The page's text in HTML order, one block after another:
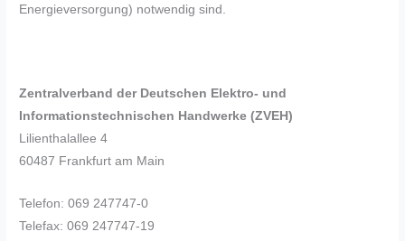
Energieversorgung) notwendig sind.
Zentralverband der Deutschen Elektro- und
Informationstechnischen Handwerke (ZVEH)
Lilienthalallee 4
60487 Frankfurt am Main
Telefon: 069 247747-0
Telefax: 069 247747-19